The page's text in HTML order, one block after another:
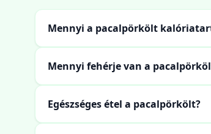
Mennyi a pacalpörkölt
Mennyi fehérje van a
Egészséges étel a pacalpörkölt?